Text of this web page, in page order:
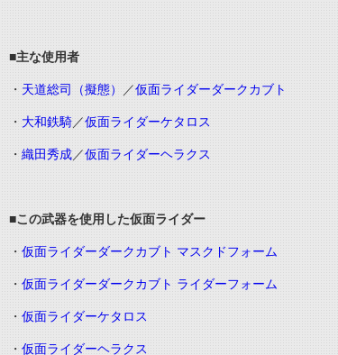
■主な使用者
・ 天道総司（擬態） ／仮面ライダーダークカブト
・ 大和鉄騎／仮面ライダーケタロス
・ 織田秀成／仮面ライダーヘラクス
■この武器を使用した仮面ライダー
・ 仮面ライダーダークカブト マスクドフォーム
・ 仮面ライダーダークカブト ライダーフォーム
・ 仮面ライダーケタロス
・ 仮面ライダーヘラクス